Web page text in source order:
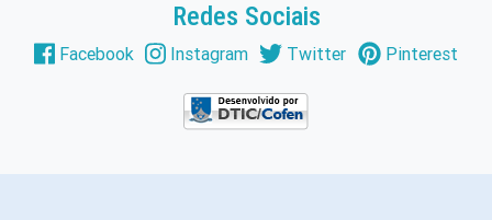
Redes Sociais
Facebook Instagram Twitter Pinterest